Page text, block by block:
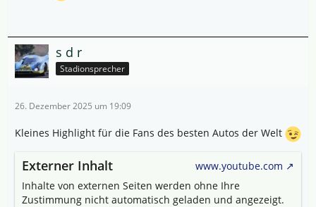
s d r
Stadionsprecher
26. Dezember 2025 um 19:09
Kleines Highlight für die Fans des besten Autos der Welt
Externer Inhalt
www.youtube.com
Inhalte von externen Seiten werden ohne Ihre
Zustimmung nicht automatisch geladen und angezeigt.